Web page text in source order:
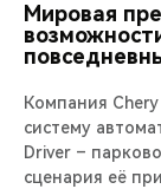
Мировая
Компания
систему
Driver –
сценария её